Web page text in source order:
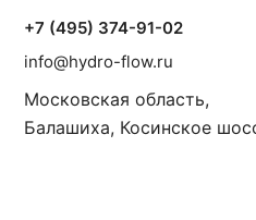
+7 (495) 374-91-02
info@hydro-flow.ru
Московская область,
Балашиха, Косинское